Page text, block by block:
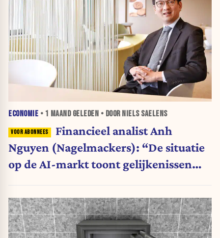
ECONOMIE • 1 MAANDGELEDEN • DOOR NIELS SAELENS
Financieel analist Anh
Nguyen (Nagelmackers): “De situatie
op de AI-markt toont gelijkenissen